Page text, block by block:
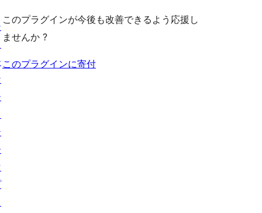
このプラグインが今後も改善できるよう応援し
ませんか ?
このプラグインに寄付